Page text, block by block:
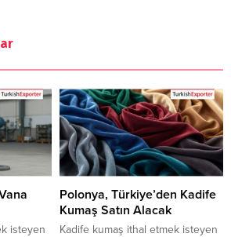
isteyen
Polonya, Türkiye’den Kadife
Kumaş Satın Alacak
Kadife kumaş ithal etmek isteyen